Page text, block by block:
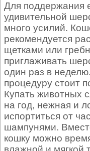
Для поддержания
удивительной
много усилий.
рекомендуется
щетками или
приглаживать
один раз в
процедуру стоит
Купать животных
на год, нежная и
испортиться от
шампунями.
кошку можно